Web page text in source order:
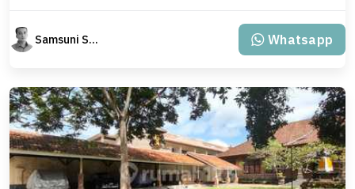
Samsuni Samsuni Whatsapp